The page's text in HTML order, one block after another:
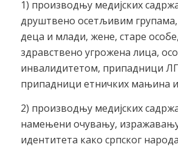
1) производњу медијских
друштвено осетљивим
деца и млади, жене, старе
здравствено угрожена лица,
инвалидитетом, припадници
припадници етничких мањина
2) производњу медијских
намењени очувању,
идентитета како српског